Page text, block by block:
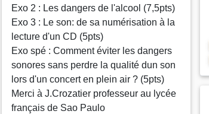
Exo 2 : Les dangers de l'alcool (7,5pts)
Exo 3 : Le son: de sa numérisation à la
lecture d'un CD (5pts)
Exo spé : Comment éviter les dangers
sonores sans perdre la qualité dun son
lors d'un concert en plein air ? (5pts)
Merci à J.Crozatier professeur au lycée
français de Sao Paulo